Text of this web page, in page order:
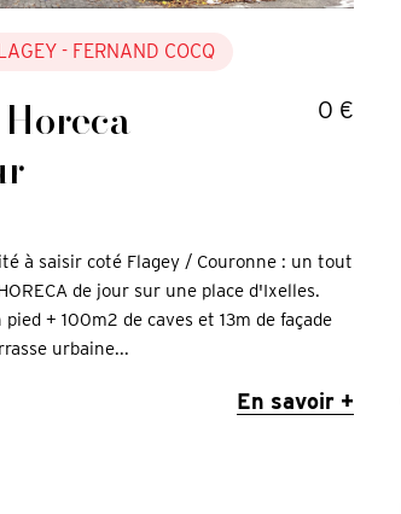
- FERNAND COCQ
+
0 €
à saisir coté Flagey / Couronne : un tout
de jour sur une place d'Ixelles.
+ 100m2 de caves et 13m de façade
urbaine...
En savoir +